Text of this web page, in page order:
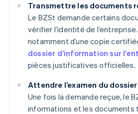
Transmettre les documents
Le BZSt demande certains
vérifier l’identité de l’entreprise.
notamment d’une copie
dossier d’information sur
pièces justificatives officielles.
Attendre l’examen du dossier
Une fois la demande reçue, le
informations et les documents